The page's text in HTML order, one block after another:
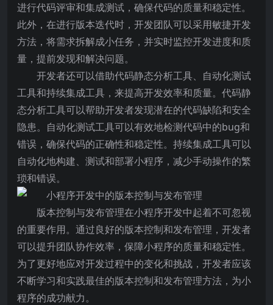
进行代码评审和集成测试，确保代码的质量和稳定性。
此外，在进行版本迭代时，开发团队可以采用敏捷开发
方法，将需求拆解成小任务，并实时监控开发进度和质
量，提前发现和解决问题。
开发者还可以借助代码静态分析工具、自动化测试
工具和持续集成工具，来提高开发效率和质量。代码静
态分析工具可以帮助开发者发现潜在的代码缺陷和安全
隐患。自动化测试工具可以有效地检测代码中的bug和
错误，确保代码的正确性和稳定性。持续集成工具可以
自动化地构建、测试和部署小程序，减少手动操作的繁
琐和错误。
版本控制与发布管理在小程序开发中起着不可忽视
的重要作用。通过良好的版本控制和发布管理，开发者
可以提升团队协作效率，保障小程序的质量和稳定性。
为了更好地应对开发过程中的变化和挑战，开发者应该
不断学习和实践最佳的版本控制和发布管理方法，为小
程序的成功献力。